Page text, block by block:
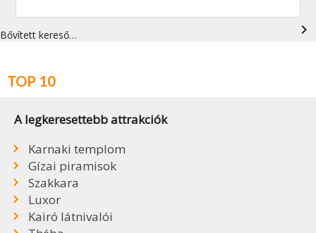
Bővített kereső… navigate_next
TOP 10
A legkeresettebb attrakciók
Karnaki templom
Gízai piramisok
Szakkara
Luxor
Kairó látnivalói